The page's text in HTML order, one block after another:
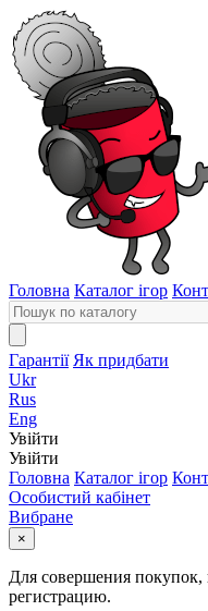
Головна Каталог ігор
Гарантії Як придбати
Ukr
Rus
Eng
Увійти
Увійти
Головна Каталог ігор
Особистий кабінет
Вибране
×
Для совершения
регистрацию.